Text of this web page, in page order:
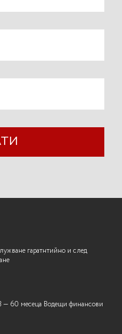
гаратнтийно и след
— 60 месеца Водещи финансови